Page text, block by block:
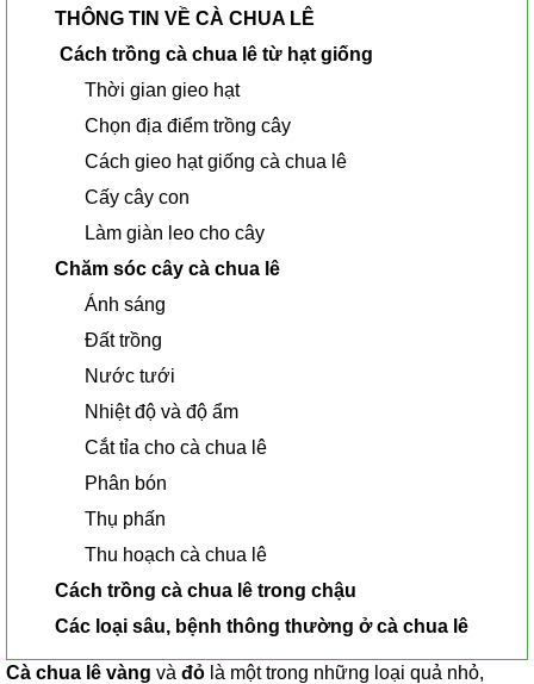
THÔNG TIN VỀ CÀ CHUA LÊ
Cách trồng cà chua lê từ hạt giống
Thời gian gieo hạt
Chọn địa điểm trồng cây
Cách gieo hạt giống cà chua lê
Cấy cây con
Làm giàn leo cho cây
Chăm sóc cây cà chua lê
Ánh sáng
Đất trồng
Nước tưới
Nhiệt độ và độ ẩm
Cắt tỉa cho cà chua lê
Phân bón
Thụ phấn
Thu hoạch cà chua lê
Cách trồng cà chua lê trong chậu
Các loại sâu, bệnh thông thường ở cà chua lê
Cà chua lê vàng và đỏ là một trong những loại quả nhỏ,